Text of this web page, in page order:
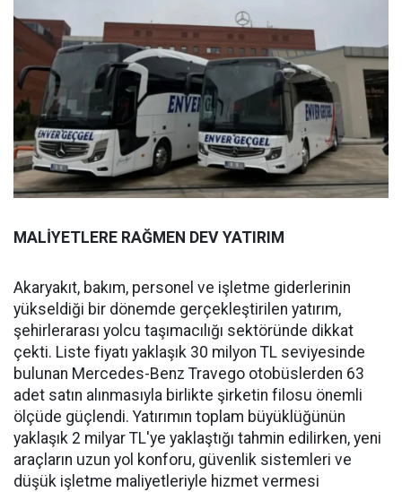
MALİYETLERE RAĞMEN DEV YATIRIM
Akaryakıt, bakım, personel ve işletme giderlerinin
yükseldiği bir dönemde gerçekleştirilen yatırım,
şehirlerarası yolcu taşımacılığı sektöründe dikkat
çekti. Liste fiyatı yaklaşık 30 milyon TL seviyesinde
bulunan Mercedes-Benz Travego otobüslerden 63
adet satın alınmasıyla birlikte şirketin filosu önemli
ölçüde güçlendi. Yatırımın toplam büyüklüğünün
yaklaşık 2 milyar TL'ye yaklaştığı tahmin edilirken, yeni
araçların uzun yol konforu, güvenlik sistemleri ve
düşük işletme maliyetleriyle hizmet vermesi